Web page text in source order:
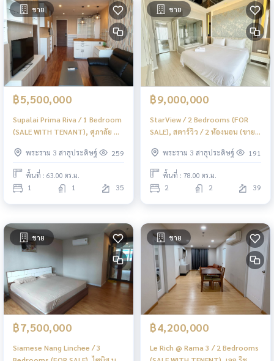
ขาย
฿5,500,000
Supalai Prima Riva / 1 Bedroom
(SALE WITH TENANT), ศุภาลัย พรี
เช่า) LD070
พระราม 3 สาธุประดิษฐ์ 259
พื้นที่ : 63.00 ตร.ม.
1 1 35
ขาย
฿9,000,000
StarView / 2 Bedrooms (FOR
SALE), สตาร์วิว / 2 ห้องนอน (ขาย)
พระราม 3 สาธุประดิษฐ์
191
พื้นที่ : 78.00 ตร.ม.
2 2 39
ขาย
฿7,500,000
Siamese Nang Linchee / 3
ขาย
฿4,200,000
Le Rich @ Rama 3 / 2 Bedrooms